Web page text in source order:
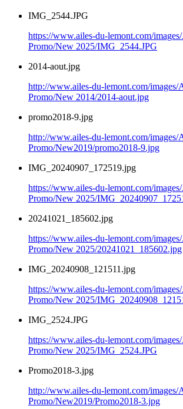
IMG_2544.JPG
https://www.ailes-du-lemont.com/
Promo/New 2025/IMG_2544.JPG
2014-aout.jpg
http://www.ailes-du-lemont.com/
Promo/New 2014/2014-aout.jpg
promo2018-9.jpg
http://www.ailes-du-lemont.com/
Promo/New2019/promo2018-9.jpg
IMG_20240907_172519.jpg
https://www.ailes-du-lemont.com/
Promo/New 2025/
20241021_185602.jpg
https://www.ailes-du-lemont.com/
Promo/New 2025/20241021_185602.jpg
IMG_20240908_121511.jpg
https://www.ailes-du-lemont.com/
Promo/New 2025/
IMG_2524.JPG
https://www.ailes-du-lemont.com/
Promo/New 2025/IMG_2524.JPG
Promo2018-3.jpg
http://www.ailes-du-lemont.com/
Promo/New2019/Promo2018-3.jpg